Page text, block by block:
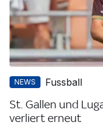
NEWS Fussball
St. Gallen und
verliert erneut